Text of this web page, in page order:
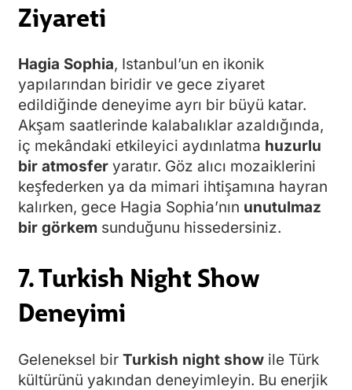
Ziyareti
Hagia Sophia, Istanbul’un en ikonik
yapılarından biridir ve gece ziyaret
edildiğinde deneyime ayrı bir büyü katar.
Akşam saatlerinde kalabalıklar azaldığında,
iç mekândaki etkileyici aydınlatma huzurlu
bir atmosfer yaratır. Göz alıcı mozaiklerini
keşfederken ya da mimari ihtişamına hayran
kalırken, gece Hagia Sophia’nın unutulmaz
bir görkem sunduğunu hissedersiniz.
7. Turkish Night Show
Deneyimi
Geleneksel bir Turkish night show ile Türk
kültürünü yakından deneyimleyin. Bu enerjik